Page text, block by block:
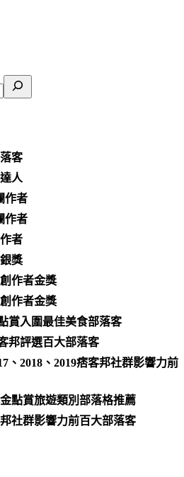
客
人
作者
作者
者
獎
作者金獎
作者金獎
賞入圍最佳美食部落客
邦評選百大部落客
、2018、2019痞客邦社群影響力前
點賞旅遊類別部落格推薦
社群影響力前百大部落客